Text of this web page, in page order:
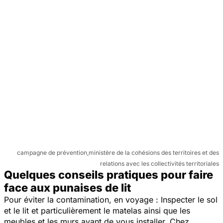
campagne de prévention,ministère de la cohésions des territoires et des
relations avec les collectivités territoriales
Quelques conseils pratiques pour faire
face aux punaises de lit
Pour éviter la contamination, en voyage : Inspecter le sol
et le lit et particulièrement le matelas ainsi que les